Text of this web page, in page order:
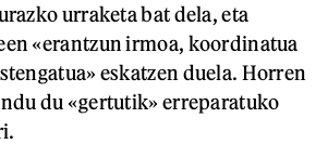
urraketa bat dela, eta
«erantzun irmoa, koordinatua
eskatzen duela. Horren
du «gertutik» erreparatuko